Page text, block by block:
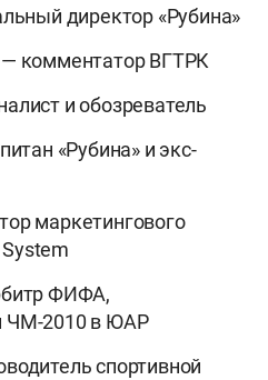
директор «Рубина»
— комментатор ВГТРК
и обозреватель
«Рубина» и экс-
маркетингового
System
ФИФА,
ЧМ-2010 в ЮАР
спортивной